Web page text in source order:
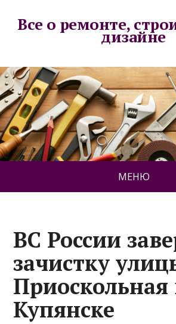
Все о ремонте,
дизайне
МЕНЮ
ВС России
зачистку
Приоскольная
Купянске